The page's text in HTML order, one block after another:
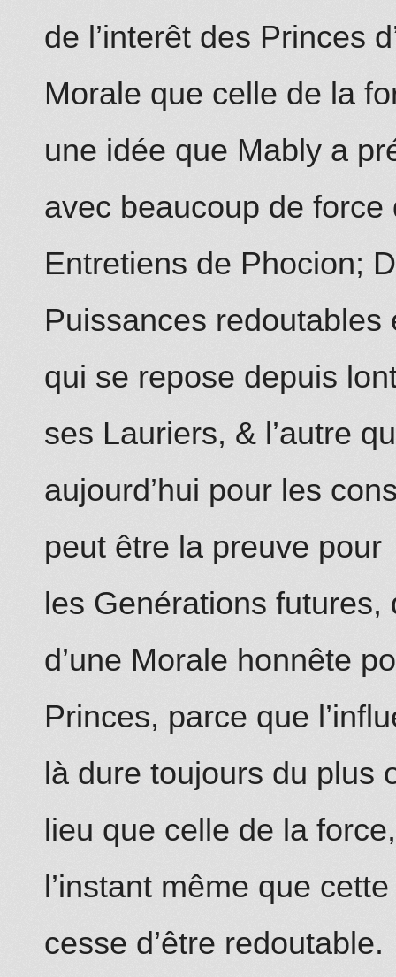
de l’interêt des Princes
Morale que celle de la
une idée que Mably a
avec beaucoup de force
Entretiens de Phocion;
Puissances redoutables
qui se repose depuis
ses Lauriers, & l’autre
aujourd’hui pour les
peut être la preuve pour
les Genérations
d’une Morale honnête
Princes, parce que
là dure toujours du plus
lieu que celle de la
l’instant même que
cesse d’être redoutable.